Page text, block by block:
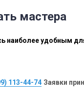
мастера
наиболее удобным
113-44-74 Заявки